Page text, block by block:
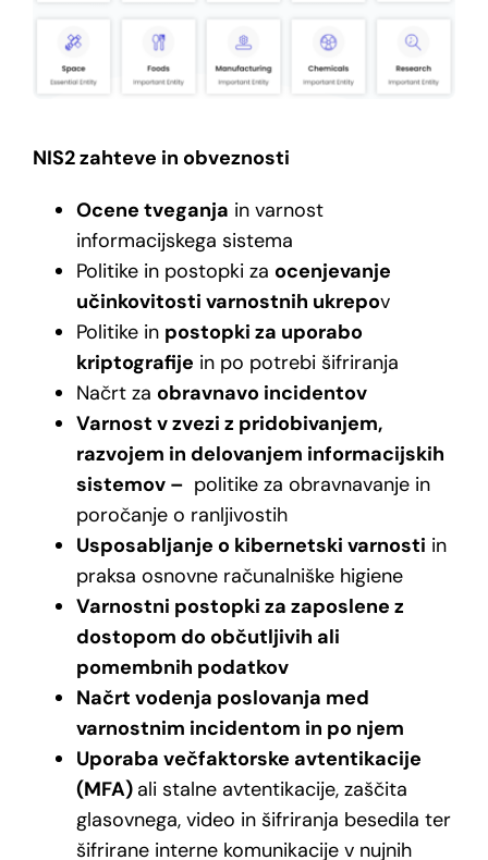
NIS2 zahteve in obveznosti
Ocene tveganja in varnost
informacijskega sistema
Politike in postopki za ocenjevanje
učinkovitosti varnostnih ukrepov
Politike in postopki za uporabo
kriptografije in po potrebi šifriranja
Načrt za obravnavo incidentov
Varnost v zvezi z pridobivanjem,
razvojem in delovanjem informacijskih
sistemov – politike za obravnavanje in
poročanje o ranljivostih
Usposabljanje o kibernetski varnosti in
praksa osnovne računalniške higiene
Varnostni postopki za zaposlene z
dostopom do občutljivih ali
pomembnih podatkov
Načrt vodenja poslovanja med
varnostnim incidentom in po njem
Uporaba večfaktorske avtentikacije
(MFA) ali stalne avtentikacije, zaščita
glasovnega, video in šifriranja besedila ter
šifrirane interne komunikacije v nujnih